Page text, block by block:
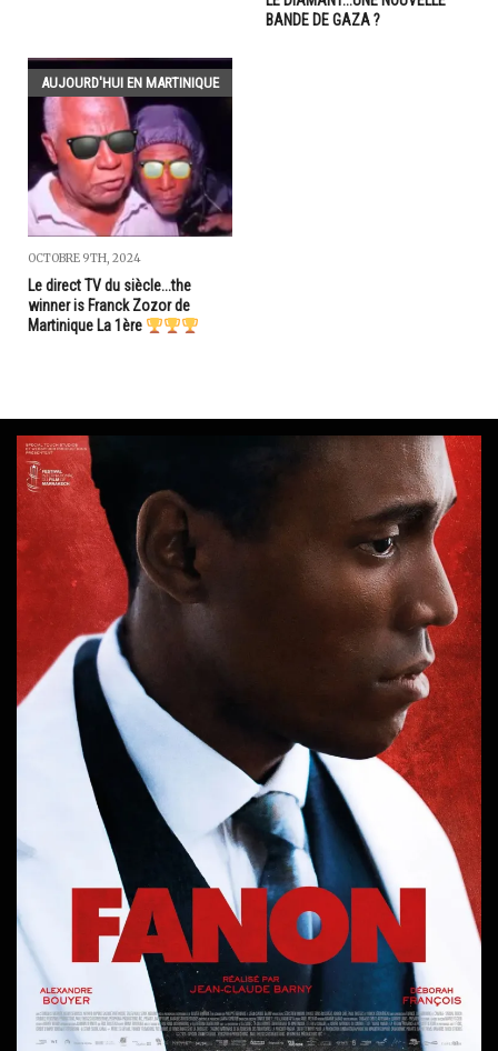
BANDE DE GAZA ?
AUJOURD'HUI EN MARTINIQUE
OCTOBRE 9TH, 2024
Le direct TV du siècle...the
winner is Franck Zozor de
Martinique La 1ère